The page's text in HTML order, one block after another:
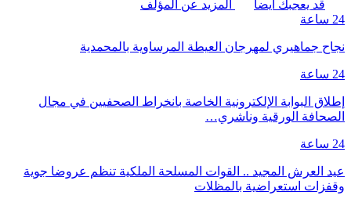
قد يعجبك ايضا
المزيد عن المؤلف
24 ساعة
نجاح جماهيري لمهرجان العيطة المرساوية بالمحمدية
24 ساعة
إطلاق البوابة الإلكترونية الخاصة بانخراط الصحفيين في مجال
الصحافة الورقية وناشري…
24 ساعة
عيد العرش المجيد .. القوات المسلحة الملكية تنظم عروضا جوية
وقفزات استعراضية بالمظلات